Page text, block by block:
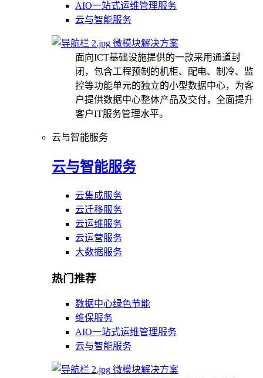
AIO一站式运维管理服务
云与智能服务
微模块解决方案
面向ICT基础设施提供的一款采用通道封
闭，包含工程预制的机柜、配电、制冷、监
控等功能单元的独立的小型数据中心，为客
户提供数据中心整体产品及交付，全面提升
客户IT服务管理水平。
云与智能服务
云与智能服务
云集成服务
云迁移服务
云运维服务
云运营服务
大数据服务
热门推荐
数据中心绿色节能
维保服务
AIO一站式运维管理服务
云与智能服务
微模块解决方案